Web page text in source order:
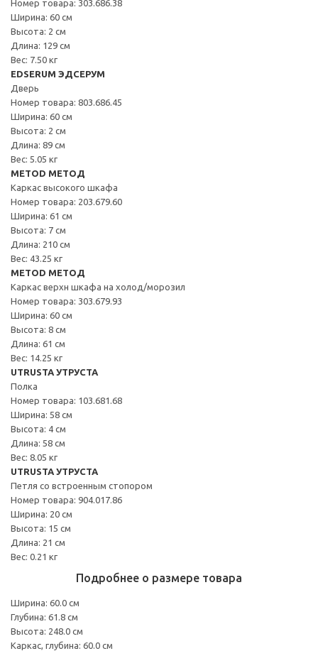
Номер товара: 303.686.38
Ширина: 60 см
Высота: 2 см
Длина: 129 см
Вес: 7.50 кг
EDSERUM ЭДСЕРУМ
Дверь
Номер товара: 803.686.45
Ширина: 60 см
Высота: 2 см
Длина: 89 см
Вес: 5.05 кг
METOD МЕТОД
Каркас высокого шкафа
Номер товара: 203.679.60
Ширина: 61 см
Высота: 7 см
Длина: 210 см
Вес: 43.25 кг
METOD МЕТОД
Каркас верхн шкафа на холод/морозил
Номер товара: 303.679.93
Ширина: 60 см
Высота: 8 см
Длина: 61 см
Вес: 14.25 кг
UTRUSTA УТРУСТА
Полка
Номер товара: 103.681.68
Ширина: 58 см
Высота: 4 см
Длина: 58 см
Вес: 8.05 кг
UTRUSTA УТРУСТА
Петля со встроенным стопором
Номер товара: 904.017.86
Ширина: 20 см
Высота: 15 см
Длина: 21 см
Вес: 0.21 кг
Подробнее о размере товара
Ширина: 60.0 см
Глубина: 61.8 см
Высота: 248.0 см
Каркас, глубина: 60.0 см